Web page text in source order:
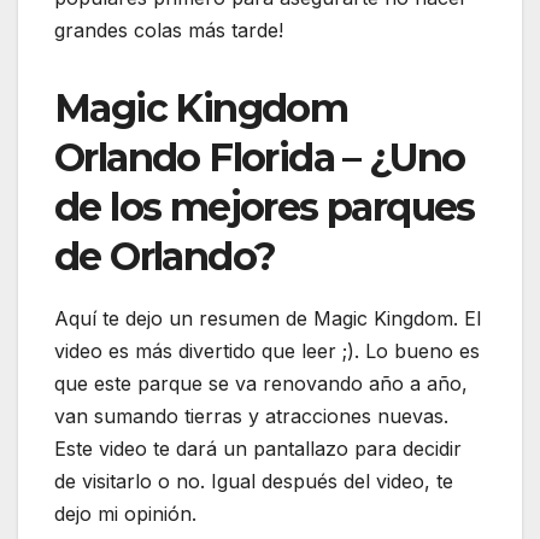
grandes colas más tarde!
Magic Kingdom
Orlando Florida – ¿Uno
de los mejores parques
de Orlando?
Aquí te dejo un resumen de Magic Kingdom. El
video es más divertido que leer ;). Lo bueno es
que este parque se va renovando año a año,
van sumando tierras y atracciones nuevas.
Este video te dará un pantallazo para decidir
de visitarlo o no. Igual después del video, te
dejo mi opinión.